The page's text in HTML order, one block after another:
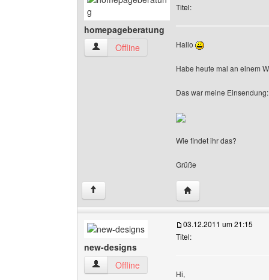
homepageberatung
homepageberatung Benutzer-Profile anzeigen
Offline
Titel:
Hallo
Habe heute mal an einem
Das war meine Einsendung:
Wie findet ihr das?
Grüße
↑ Website dieses
new-designs
new-designs Benutzer-Profile anzeigen
Offline
03.12.2011 um 21:15
Titel:
Hi,